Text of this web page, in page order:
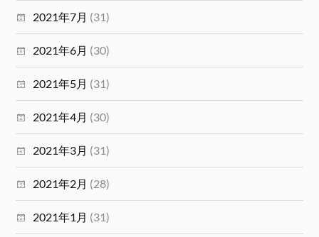
2021年7月 (31)
2021年6月 (30)
2021年5月 (31)
2021年4月 (30)
2021年3月 (31)
2021年2月 (28)
2021年1月 (31)